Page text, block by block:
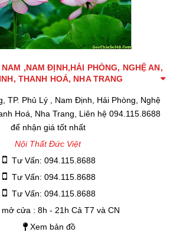
,NAM ĐỊNH,HẢI PHÒNG, NGHỆ AN,
THANH HOÁ, NHA TRANG
TP. Phủ Lý , Nam Định, Hải Phòng, Nghệ
Hoá, Nha Trang, Liên hệ 094.115.8688
để nhận giá tốt nhất
Nội Thất Đức Việt
Tư Vấn: 094.115.8688
Tư Vấn: 094.115.8688
Tư Vấn: 094.115.8688
cửa : 8h - 21h Cả T7 và CN
Xem bản đồ